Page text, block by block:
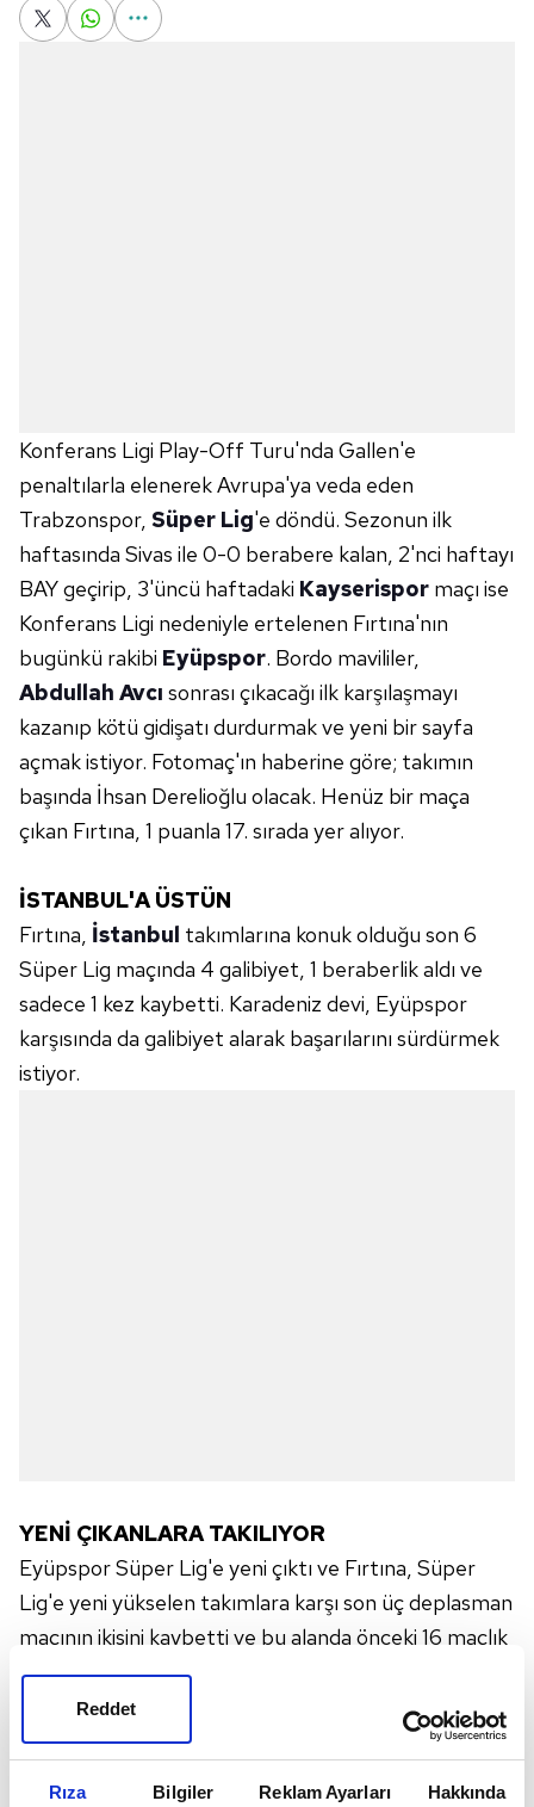
Rıza Bilgiler Reklam Ayarları Hakkında
Reddet
Konferans Ligi Play-Off Turu'nda Gallen'e
penaltılarla elenerek Avrupa'ya veda eden
Trabzonspor, Süper Lig'e döndü. Sezonun ilk
haftasında Sivas ile 0-0 berabere kalan, 2'nci haftayı
BAY geçirip, 3'üncü haftadaki Kayserispor maçı ise
Konferans Ligi nedeniyle ertelenen Fırtına'nın
bugünkü rakibi Eyüpspor. Bordo mavililer,
Abdullah Avcı sonrası çıkacağı ilk karşılaşmayı
kazanıp kötü gidişatı durdurmak ve yeni bir sayfa
açmak istiyor. Fotomaç'ın haberine göre; takımın
başında İhsan Derelioğlu olacak. Henüz bir maça
çıkan Fırtına, 1 puanla 17. sırada yer alıyor.
İSTANBUL'A ÜSTÜN
Fırtına, İstanbul takımlarına konuk olduğu son 6
Süper Lig maçında 4 galibiyet, 1 beraberlik aldı ve
sadece 1 kez kaybetti. Karadeniz devi, Eyüpspor
karşısında da galibiyet alarak başarılarını sürdürmek
istiyor.
YENİ ÇIKANLARA TAKILIYOR
Eyüpspor Süper Lig'e yeni çıktı ve Fırtına, Süper
Lig'e yeni yükselen takımlara karşı son üç deplasman
maçının ikisini kaybetti ve bu alanda önceki 16 maçlık
performansını geride bıraktı (11 galibiyet, 4
beraberlik, 1 mağlubiyet). Fırtına üst üste iki
deplasman yenilgisi aldığı son süreci Ağustos- Ekim